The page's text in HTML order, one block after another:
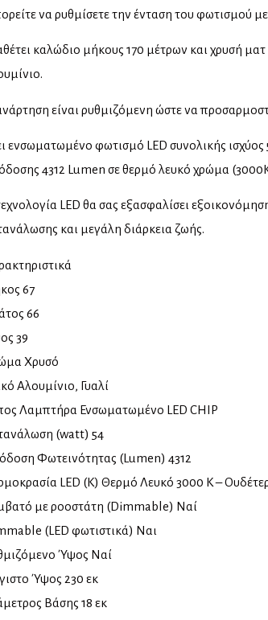
να ρυθμίσετε την ένταση του φωτισμού
καλώδιο μήκους 170 μέτρων και χρυσή
είναι ρυθμιζόμενη ώστε να
ενσωματωμένο φωτισμό LED συνολικής
4312 Lumen σε θερμό λευκό χρώμα
LED θα σας εξασφαλίσει
και μεγάλη διάρκεια ζωής.
67
66
39
Χρυσό
Αλουμίνιο, Γυαλί
Λαμπτήρα Ενσωματωμένο LED CHIP
(watt) 54
Φωτεινότητας (Lumen) 4312
LED (K) Θερμό Λευκό 3000 K –
με ροοστάτη (Dimmable) Ναί
(LED φωτιστικά) Ναι
Ύψος Ναί
Ύψος 230 εκ
Βάσης 18 εκ